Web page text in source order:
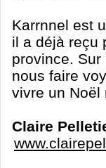
Karrnnel est
il a déjà reçu
province.
nous faire
vivre un Noël
Claire